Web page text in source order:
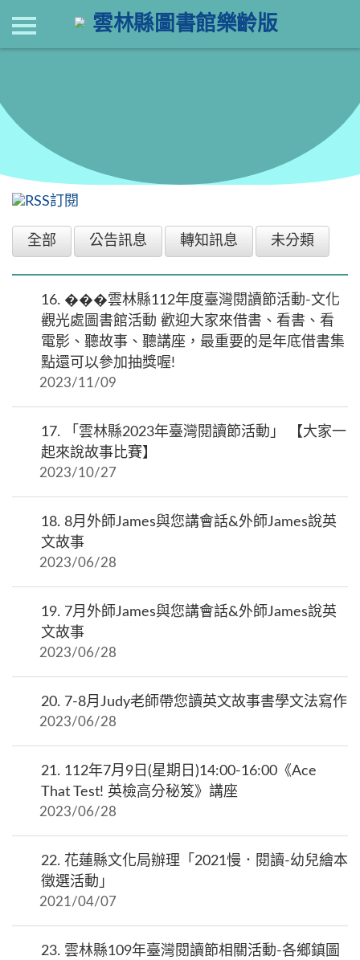
全部 公告訊息 轉知訊息 未分類
16. ���雲林縣112年度臺灣閱讀節活動-文化
觀光處圖書館活動 歡迎大家來借書、看書、看
電影、聽故事、聽講座，最重要的是年底借書集
點還可以參加抽獎喔!
2023/11/09
17.
「雲林縣2023年臺灣閱讀節活動」 【大家一
起來說故事比賽】
2023/10/27
18. 8月外師James與您講會話&外師James說英
文故事
2023/06/28
19. 7月外師James與您講會話&外師James說英
文故事
2023/06/28
20. 7-8月Judy老師帶您讀英文故事書學文法寫作
2023/06/28
21. 112年7月9日(星期日)14:00-16:00《Ace
That Test! 英檢高分秘笈》講座
2023/06/28
22. 花蓮縣文化局辦理「2021慢．閱讀-幼兒繪本
徵選活動」
2021/04/07
23. 雲林縣109年臺灣閱讀節相關活動-各鄉鎮圖